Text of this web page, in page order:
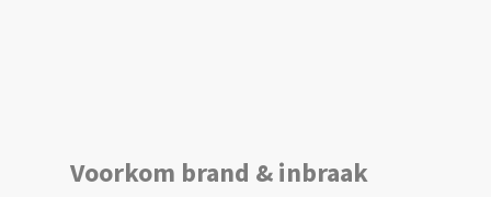
Voorkom brand & inbraak